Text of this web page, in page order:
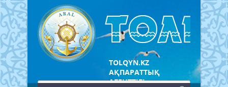
TOLQYN.KZ
АҚПАРАТТЫҚ
АГЕНТТІГІ